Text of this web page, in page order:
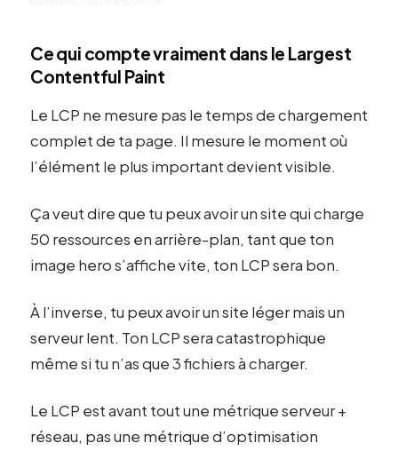
Ce qui compte vraiment dans le Largest
Contentful Paint
Le LCP ne mesure pas le temps de chargement
complet de ta page. Il mesure le moment où
l’élément le plus important devient visible.
Ça veut dire que tu peux avoir un site qui charge
50 ressources en arrière-plan, tant que ton
image hero s’affiche vite, ton LCP sera bon.
À l’inverse, tu peux avoir un site léger mais un
serveur lent. Ton LCP sera catastrophique
même si tu n’as que 3 fichiers à charger.
Le LCP est avant tout une métrique serveur +
réseau, pas une métrique d’optimisation